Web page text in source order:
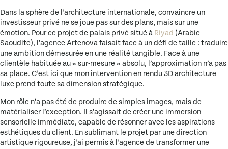
Dans la sphère de l’architecture internationale, convaincre un
investisseur privé ne se joue pas sur des plans, mais sur une
émotion. Pour ce projet de palais privé situé à Riyad (Arabie
Saoudite), l’agenceArtenovafaisait face à un défi de taille : traduire
une ambition démesurée en une réalité tangible. Face à une
clientèle habituée au « sur-mesure » absolu, l’approximation n’a pas
sa place. C’est ici que mon intervention en rendu 3D architecture
luxe prend toute sa dimension stratégique.
Mon rôle n’a pas été de produire de simples images, mais de
matérialiser l’exception. Il s’agissait de créer une immersion
sensorielle immédiate, capable de résonner avec les aspirations
esthétiques du client. En sublimant le projet par une direction
artistique rigoureuse, j’ai permis à l’agence de transformer une